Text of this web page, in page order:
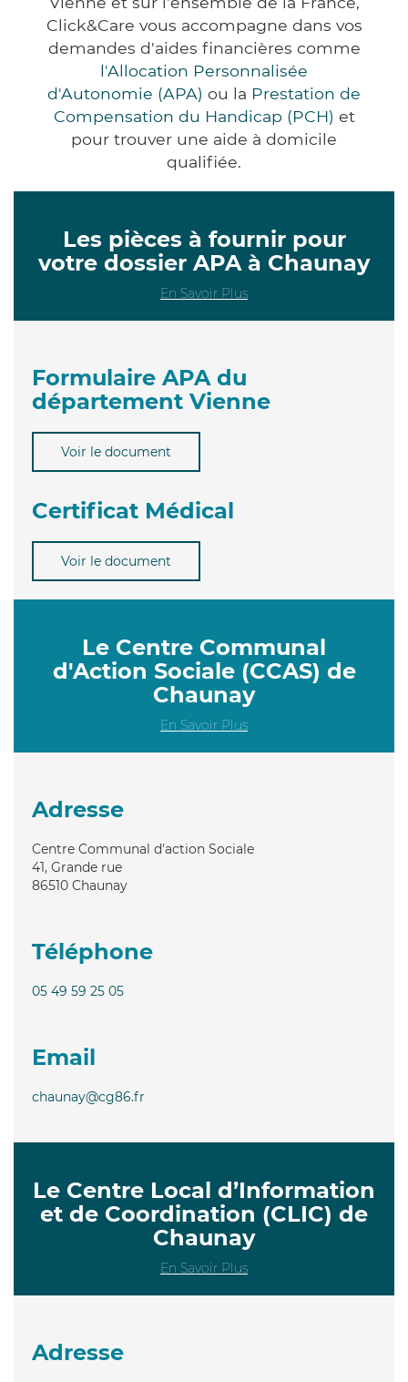
Click&Care vous accompagne dans vos
demandes d'aides financières comme
l'Allocation Personnalisée
d'Autonomie (APA) ou la Prestation de
Compensation du Handicap (PCH) et
pour trouver une aide à domicile
qualifiée.
Les pièces à fournir pour
votre dossier APA à Chaunay
En Savoir Plus
Formulaire APA du
département Vienne
Voir le document
Certificat Médical
Voir le document
Le Centre Communal
d'Action Sociale (CCAS) de
Chaunay
En Savoir Plus
Adresse
Centre Communal d'action Sociale
41, Grande rue
86510 Chaunay
Téléphone
05 49 59 25 05
Email
chaunay@cg86.fr
Le Centre Local d’Information
et de Coordination (CLIC) de
Chaunay
En Savoir Plus
Adresse